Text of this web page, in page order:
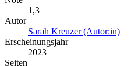
1,3
Autor
Sarah Kreuzer (Autor:in)
Erscheinungsjahr
2023
Seiten